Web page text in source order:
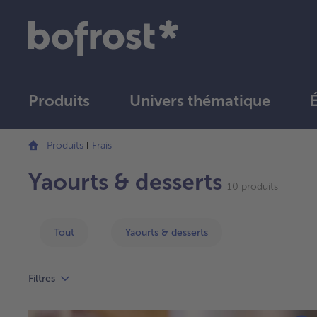
Produits Univers thématique
Produits
Frais
Yaourts & desserts 10 produits
Tout Yaourts & desserts
Filtres